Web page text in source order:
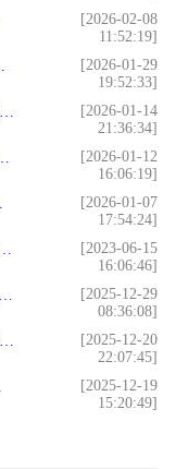
[2026-02-08
11:52:19]
[2026-01-29
19:52:33]
[2026-01-14
21:36:34]
[2026-01-12
16:06:19]
[2026-01-07
17:54:24]
[2023-06-15
16:06:46]
[2025-12-29
08:36:08]
[2025-12-20
22:07:45]
[2025-12-19
15:20:49]